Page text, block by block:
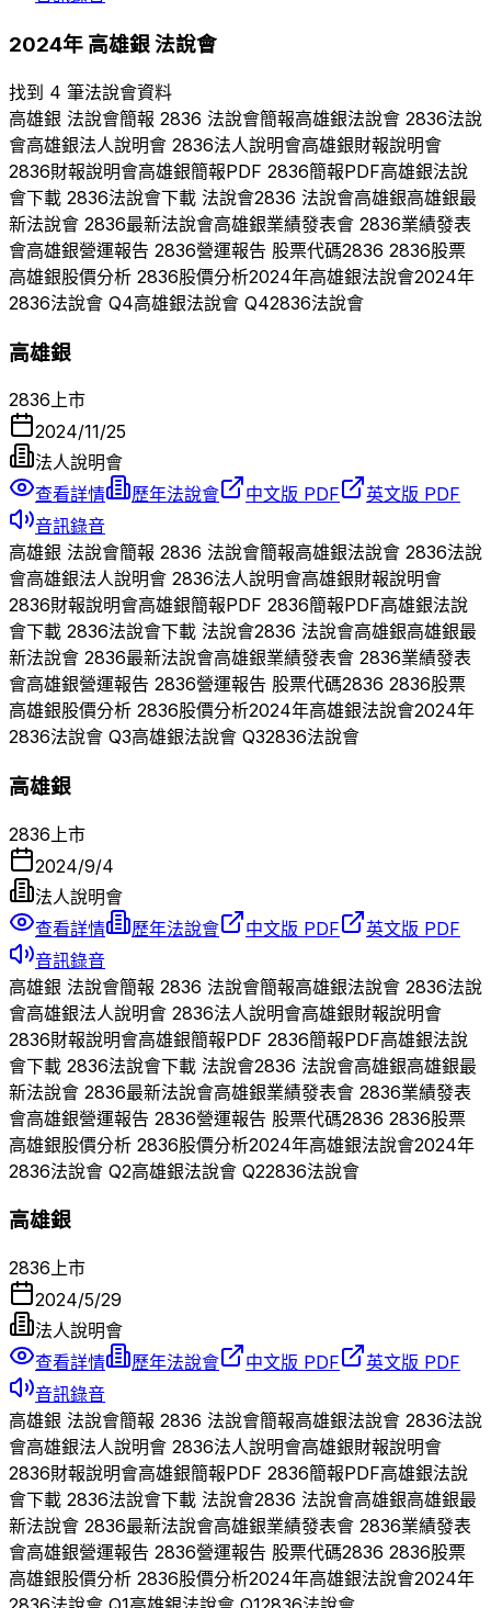
2024年 高雄銀法說會
找到 4 筆法說會資料
高雄銀 法說會簡報 2836 法說會簡報高雄銀法說會 2836法說
會高雄銀法人說明會 2836法人說明會高雄銀財報說明會
2836財報說明會高雄銀簡報PDF 2836簡報PDF高雄銀法說
會下載 2836法說會下載 法說會2836 法說會高雄銀高雄銀最
新法說會 2836最新法說會高雄銀業績發表會 2836業績發表
會高雄銀營運報告 2836營運報告 股票代碼2836 2836股票
高雄銀股價分析 2836股價分析2024年高雄銀法說會2024年
2836法說會 Q4高雄銀法說會 Q42836法說會
高雄銀
2836上市
2024/11/25
法人說明會
查看詳情
歷年法說會 中文版 PDF
英文版 PDF
音訊錄音
高雄銀 法說會簡報 2836 法說會簡報高雄銀法說會 2836法說
會高雄銀法人說明會 2836法人說明會高雄銀財報說明會
2836財報說明會高雄銀簡報PDF 2836簡報PDF高雄銀法說
會下載 2836法說會下載 法說會2836 法說會高雄銀高雄銀最
新法說會 2836最新法說會高雄銀業績發表會 2836業績發表
會高雄銀營運報告 2836營運報告 股票代碼2836 2836股票
高雄銀股價分析 2836股價分析2024年高雄銀法說會2024年
2836法說會 Q3高雄銀法說會 Q32836法說會
高雄銀
2836 上市
2024/9/4
法人說明會
查看詳情
歷年法說會 中文版 PDF
英文版 PDF
音訊錄音
高雄銀 法說會簡報 2836 法說會簡報高雄銀法說會 2836法說
會高雄銀法人說明會 2836法人說明會高雄銀財報說明會
2836財報說明會高雄銀簡報PDF 2836簡報PDF高雄銀法說
會下載 2836法說會下載 法說會2836 法說會高雄銀高雄銀最
新法說會 2836最新法說會高雄銀業績發表會 2836業績發表
會高雄銀營運報告 2836營運報告 股票代碼2836 2836股票
高雄銀股價分析 2836股價分析2024年高雄銀法說會2024年
2836法說會 Q2高雄銀法說會 Q22836法說會
高雄銀
2836上市
2024/5/29
法人說明會
查看詳情
歷年法說會 中文版 PDF
英文版 PDF
音訊錄音
高雄銀 法說會簡報 2836 法說會簡報高雄銀法說會 2836法說
會高雄銀法人說明會 2836法人說明會高雄銀財報說明會
2836財報說明會高雄銀簡報PDF 2836簡報PDF高雄銀法說
會下載 2836法說會下載 法說會2836 法說會高雄銀高雄銀最
新法說會 2836最新法說會高雄銀業績發表會 2836業績發表
會高雄銀營運報告 2836營運報告 股票代碼2836 2836股票
高雄銀股價分析 2836股價分析2024年高雄銀法說會2024年